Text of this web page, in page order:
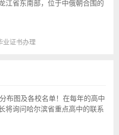
江省东南部，位于中俄朝合围的
业证书办理
布图及各校名单！在每年的高中
将询问哈尔滨省重点高中的联系